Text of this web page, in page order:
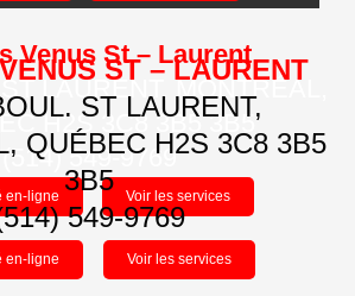
Venus St – Laurent
LAURENT, MONTRÉAL,
H2S 3C8 3B5 3B5
(514) 549-9769
en-ligne Voir les services
ST – LAURENT
ST LAURENT,
QUÉBEC H2S 3C8 3B5
3B5
549-9769
en-ligne Voir les services